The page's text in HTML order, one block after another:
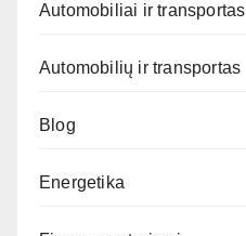
Automobiliai ir transportas
Automobilių ir transportas
Blog
Energetika